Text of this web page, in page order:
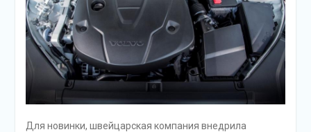
Для новинки, швейцарская компания внедрила